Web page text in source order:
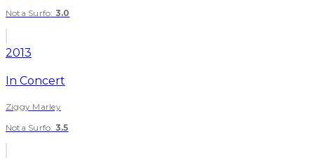
Nota Surfo: 3.0
2013
In Concert
Ziggy Marley
Nota Surfo: 3.5